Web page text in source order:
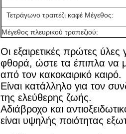
Τετράγωνο τραπέζι καφέ Μέγεθος:
Μέγεθος πλευρικού τραπεζιού:
Οι εξαιρετικές πρώτες
φθορά, ώστε τα έπιπλα να
από τον κακοκαιρικό καιρό.
Είναι κατάλληλο για τον
της ελεύθερης ζωής.
Αδιάβροχο και
είναι υψηλής ποιότητας